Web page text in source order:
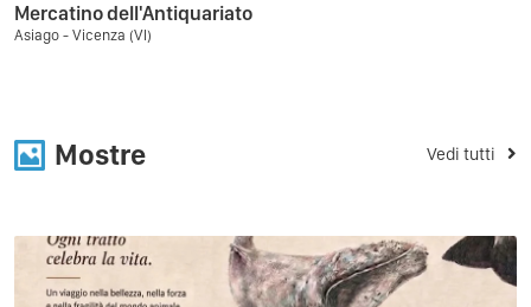
Mercatino dell'Antiquariato
Asiago - Vicenza (VI)
Mostre Vedi tutti